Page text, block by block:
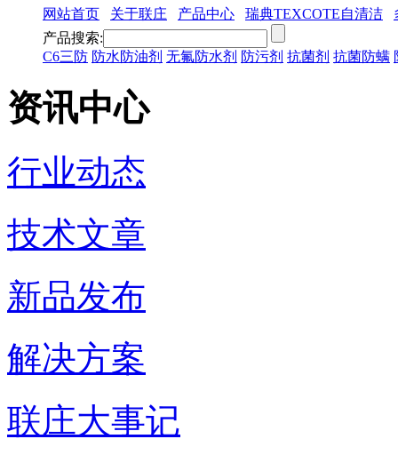
网站首页 关于联庄 产品中心 瑞典TEXCOTE自清洁
产品搜索:
C6三防 防水防油剂 无氟防水剂 防污剂 抗菌剂 抗菌防螨
资讯中心
行业动态
技术文章
新品发布
解决方案
联庄大事记